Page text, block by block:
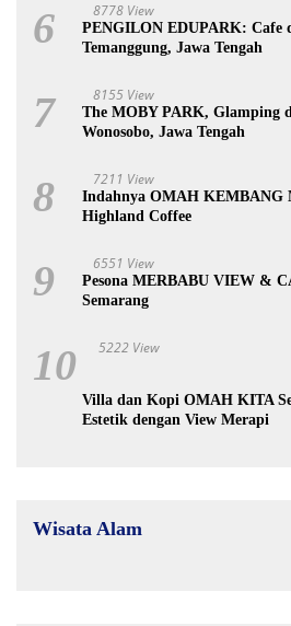
6 8778 View
PENGILON EDUPARK: Cafe
Temanggung, Jawa Tengah
7 8155 View
The MOBY PARK, Glamping
Wonosobo, Jawa Tengah
8 7211 View
Indahnya OMAH KEMBANG
Highland Coffee
9 6551 View
Pesona MERBABU VIEW &
Semarang
10 5222 View
Villa dan Kopi OMAH KITA
Estetik dengan View Merapi
Wisata Alam